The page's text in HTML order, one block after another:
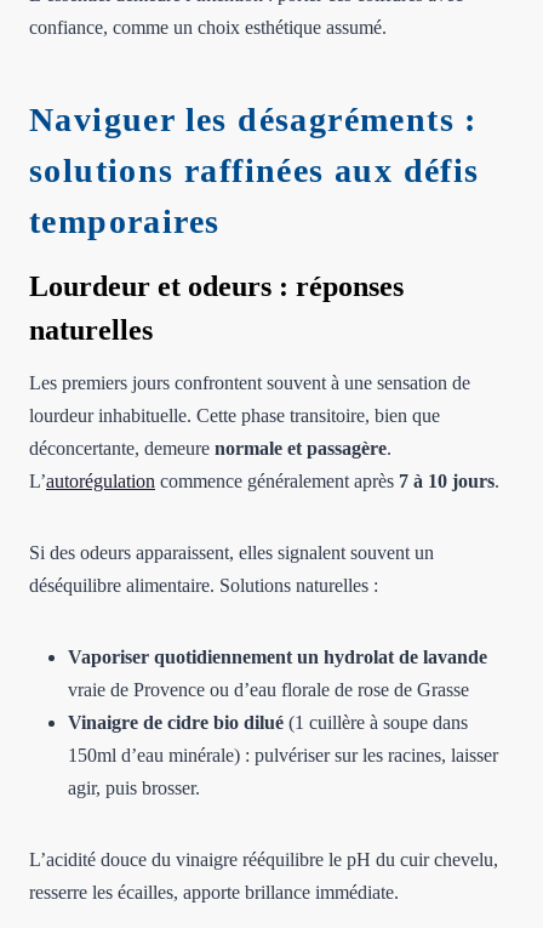
confiance, comme un choix esthétique assumé.
Naviguer les désagréments :
solutions raffinées aux défis
temporaires
Lourdeur et odeurs : réponses
naturelles
Les premiers jours confrontent souvent à une sensation de
lourdeur inhabituelle. Cette phase transitoire, bien que
déconcertante, demeure normale et passagère.
L’autorégulation commence généralement après 7 à 10 jours.
Si des odeurs apparaissent, elles signalent souvent un
déséquilibre alimentaire. Solutions naturelles :
Vaporiser quotidiennement un hydrolat de lavande
vraie de Provence ou d’eau florale de rose de Grasse
Vinaigre de cidre bio dilué (1 cuillère à soupe dans
150ml d’eau minérale) : pulvériser sur les racines, laisser
agir, puis brosser.
L’acidité douce du vinaigre rééquilibre le pH du cuir chevelu,
resserre les écailles, apporte brillance immédiate.